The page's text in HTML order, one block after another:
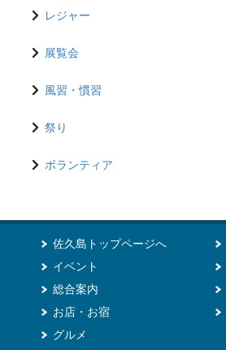
レジャー
展覧会
風習・慣習
祭り
ボランティア
佐久島トップページへ
イベント
総合案内
お店・お宿
グルメ